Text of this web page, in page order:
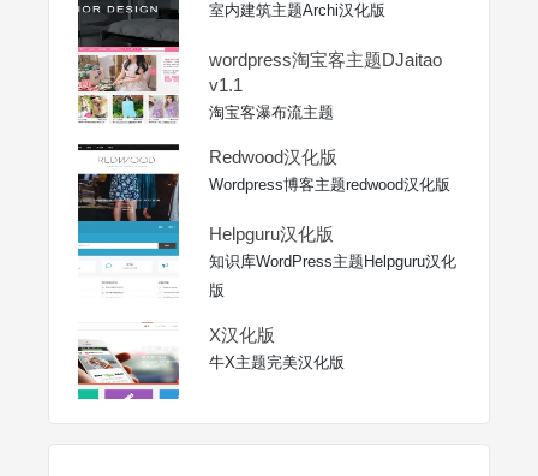
室内建筑主题Archi汉化版
wordpress淘宝客主题DJaitao
v1.1
淘宝客瀑布流主题
Redwood汉化版
Wordpress博客主题redwood汉化版
Helpguru汉化版
知识库WordPress主题Helpguru汉化
版
X汉化版
牛X主题完美汉化版